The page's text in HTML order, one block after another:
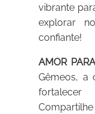
vibrante
explorar
confiante!
AMOR
Gêmeos, a